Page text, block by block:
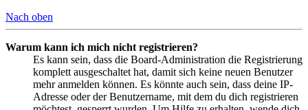
Nach oben
Warum kann ich mich nicht registrieren?
Es kann sein, dass die Board-Administration die Registrierung
komplett ausgeschaltet hat, damit sich keine neuen Benutzer
mehr anmelden können. Es könnte auch sein, dass deine IP-
Adresse oder der Benutzername, mit dem du dich registrieren